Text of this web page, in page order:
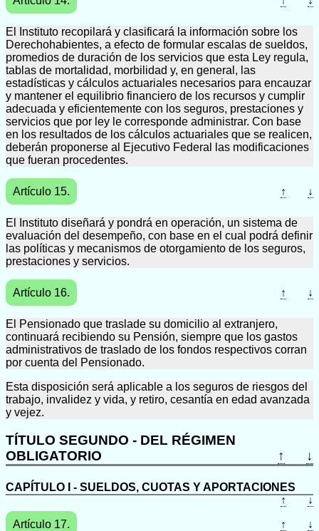
El Instituto recopilará y clasificará la información sobre los
Derechohabientes, a efecto de formular escalas de sueldos,
promedios de duración de los servicios que esta Ley regula,
tablas de mortalidad, morbilidad y, en general, las
estadísticas y cálculos actuariales necesarios para encauzar
y mantener el equilibrio financiero de los recursos y cumplir
adecuada y eficientemente con los seguros, prestaciones y
servicios que por ley le corresponde administrar. Con base
en los resultados de los cálculos actuariales que se realicen,
deberán proponerse al Ejecutivo Federal las modificaciones
que fueran procedentes.
Artículo 15. ↑ ↓
El Instituto diseñará y pondrá en operación, un sistema de
evaluación del desempeño, con base en el cual podrá definir
las políticas y mecanismos de otorgamiento de los seguros,
prestaciones y servicios.
Artículo 16. ↑ ↓
El Pensionado que traslade su domicilio al extranjero,
continuará recibiendo su Pensión, siempre que los gastos
administrativos de traslado de los fondos respectivos corran
por cuenta del Pensionado.
Esta disposición será aplicable a los seguros de riesgos del
trabajo, invalidez y vida, y retiro, cesantía en edad avanzada
y vejez.
TÍTULO SEGUNDO - DEL RÉGIMEN
OBLIGATORIO
↑ ↓
CAPÍTULO I - SUELDOS, CUOTAS Y APORTACIONES
↑
↓
Artículo 17.
↑ ↓